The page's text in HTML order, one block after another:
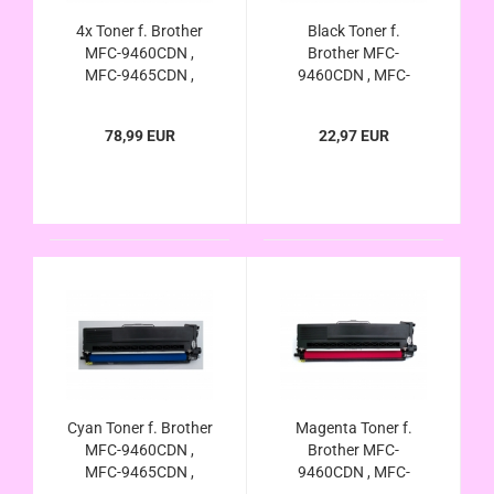
4x Toner f. Brother
MFC-9460CDN ,
MFC-9465CDN ,
MFC-9465 CDN ,
78,99 EUR
Black Toner f.
Brother MFC-
9460CDN , MFC-
9460 CDN , MFC-
22,97 EUR
Cyan Toner f. Brother
MFC-9460CDN ,
MFC-9465CDN ,
Magenta Toner f.
Brother MFC-
9460CDN , MFC-